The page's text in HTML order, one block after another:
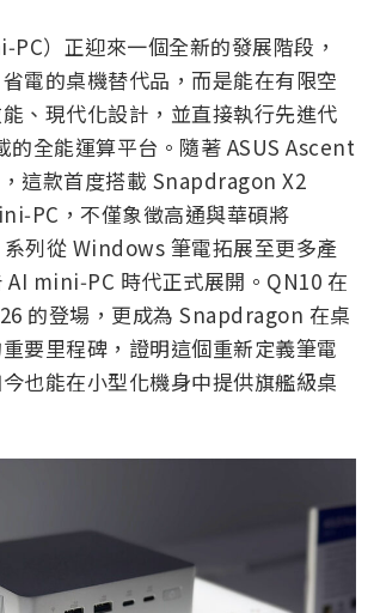
）正迎來一個全新的發展階段，
電的桌機替代品，而是能在有限空
、現代化設計，並直接執行先進代
的全能運算平台。隨著 ASUS Ascent
這款首度搭載 Snapdragon X2
，不僅象徵高通與華碩將
列從 Windows 筆電拓展至更多產
AI mini‑PC 時代正式展開。QN10 在
的登場，更成為 Snapdragon 在桌
要里程碑，證明這個重新定義筆電
也能在小型化機身中提供旗艦級桌